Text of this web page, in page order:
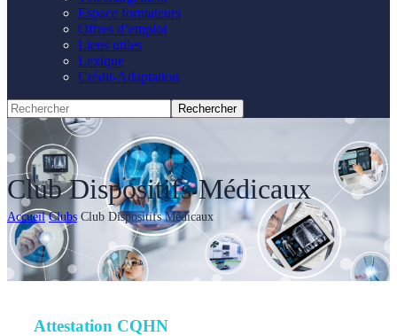
Espace formateurs
Offres d’emploi
Liens utiles
Lexique
Crédit-Adaptation
Club Dispositifs Médicaux
Accueil Clubs Club Dispositifs Médicaux
Attestation CQHN